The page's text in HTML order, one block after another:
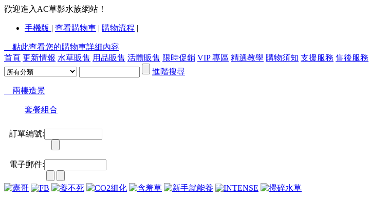
歡迎進入AC草影水族網站！
手機版 | 查看購物車 | 購物流程 |
點此查看您的購物車詳細內容
首頁 更新情報 水草販售 用品販售 活體販售 限時促銷 VIP 專區 精選教學 購物須知 支援服務 售後服務
進階搜尋
兩棲造景
套餐組合
訂單編號:
電子郵件: